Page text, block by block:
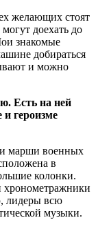
желающих стоят
доехать до
знакомые
добираться
и можно
Есть на ней
и героизме
и марши военных
в
колонки.
хронометражники
лидеры всю
музыки.